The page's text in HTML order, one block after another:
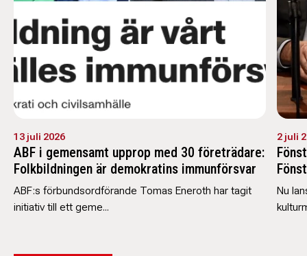
13 juli 2026
ABF i gemensamt upprop med 30 företrädare:
Folkbildningen är demokratins immunförsvar
ABF:s förbundsordförande Tomas Eneroth har tagit
initiativ till ett geme...
2 juli
Nu